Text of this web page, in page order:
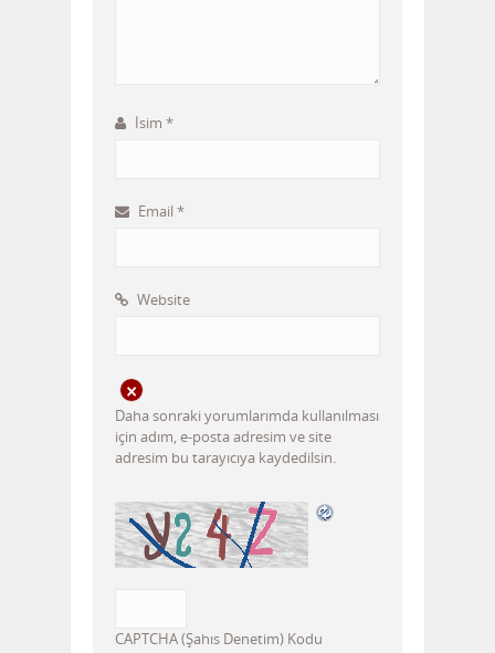
İsim *
Email *
Website
Daha sonraki yorumlarımda kullanılması
için adım, e-posta adresim ve site
adresim bu tarayıcıya kaydedilsin.
CAPTCHA (Şahıs Denetim) Kodu